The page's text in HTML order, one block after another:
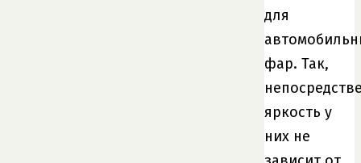
для
фар. Так,
яркость у
них не